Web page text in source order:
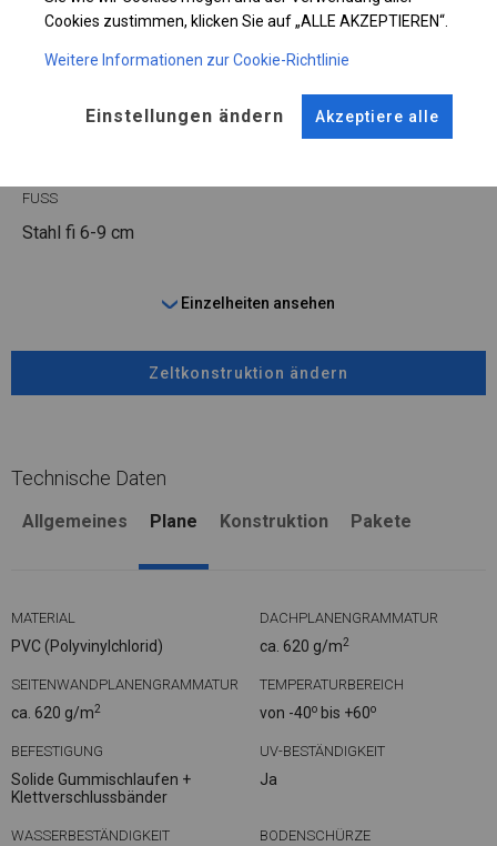
SUMMER FLOOR
ANSCHLÜSSE
FUSS
Stahl fi 6-9 cm
Einzelheiten ansehen
Zeltkonstruktion ändern
Technische Daten
Allgemeines Plane Konstruktion Pakete
MATERIAL
PVC (Polyvinylchlorid)
DACHPLANENGRAMMATUR
ca. 620 g/m2
SEITENWANDPLANENGRAMMATUR
ca. 620 g/m2
TEMPERATURBEREICH
von -40o bis +60o
BEFESTIGUNG
Solide Gummischlaufen +
Klettverschlussbänder
UV-BESTÄNDIGKEIT
Ja
WASSERBESTÄNDIGKEIT BODENSCHÜRZE
Cookies zustimmen, klicken Sie auf „ALLE AKZEPTIEREN“.
Weitere Informationen zur Cookie-Richtlinie
Einstellungen ändern Akzeptiere alle